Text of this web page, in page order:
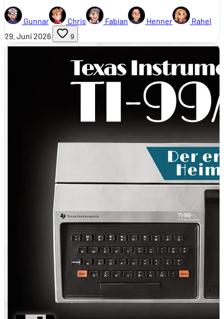
Gunnar Chris Fabian Henner
Rahel
29. Juni 2026
9